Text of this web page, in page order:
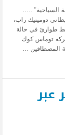
.....
دومينيك راب،
طوارئ في حالة
توماس كوك
المصطافين ...
عبر